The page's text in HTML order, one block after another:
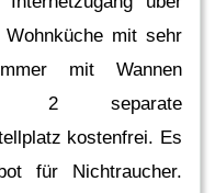
mit sehr
mit Wannen
2 separate
kostenfrei. Es
für Nichtraucher.